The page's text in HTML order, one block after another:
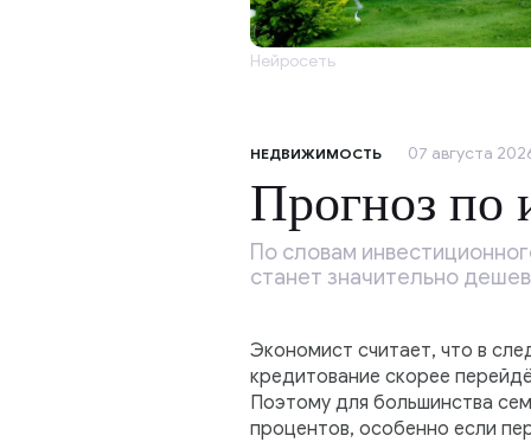
Нейросеть
НЕДВИЖИМОСТЬ 07 августа
Прогноз по
По словам
станет значительно
Экономист считает, что в
кредитование скорее
Поэтому для большинства
процентов, особенно если